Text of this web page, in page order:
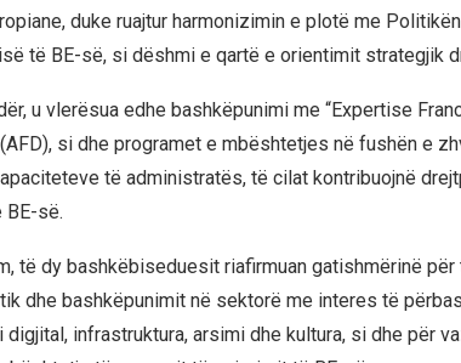
duke ruajtur harmonizimin e plotë me
të BE-së, si dëshmi e qartë e orientimit strategjik
u vlerësua edhe bashkëpunimi me “Expertise
si dhe programet e mbështetjes në fushën e
të administratës, të cilat kontribuojnë
BE-së.
të dy bashkëbiseduesit riafirmuan gatishmërinë
dhe bashkëpunimit në sektorë me interes të
infrastruktura, arsimi dhe kultura, si dhe për